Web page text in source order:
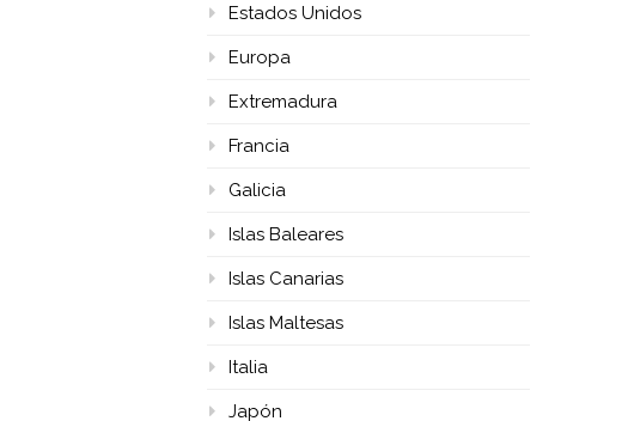
Estados Unidos
Europa
Extremadura
Francia
Galicia
Islas Baleares
Islas Canarias
Islas Maltesas
Italia
Japón